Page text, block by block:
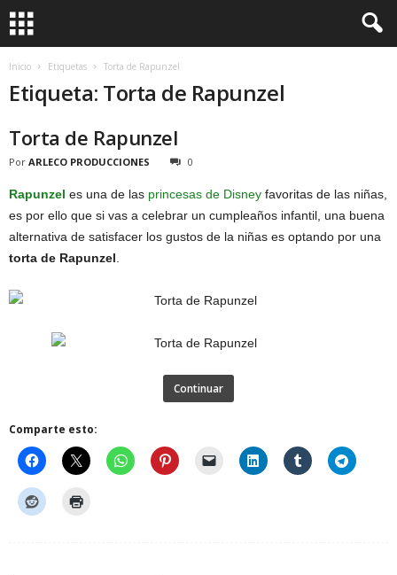
Inicio Etiquetas Torta de Rapunzel
Etiqueta: Torta de Rapunzel
Torta de Rapunzel
Por ARLECO PRODUCCIONES 0
Rapunzel es una de las princesas de Disney favoritas de las niñas,
es por ello que si vas a celebrar un cumpleaños infantil, una buena
alternativa de satisfacer los gustos de la niñas es optando por una
torta de Rapunzel
Continuar
Comparte esto: